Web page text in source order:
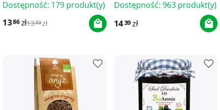
Dostępność: 179 produkt(y)
1386zł1389zł
Dostępność: 963 produkt(y)
1439zł